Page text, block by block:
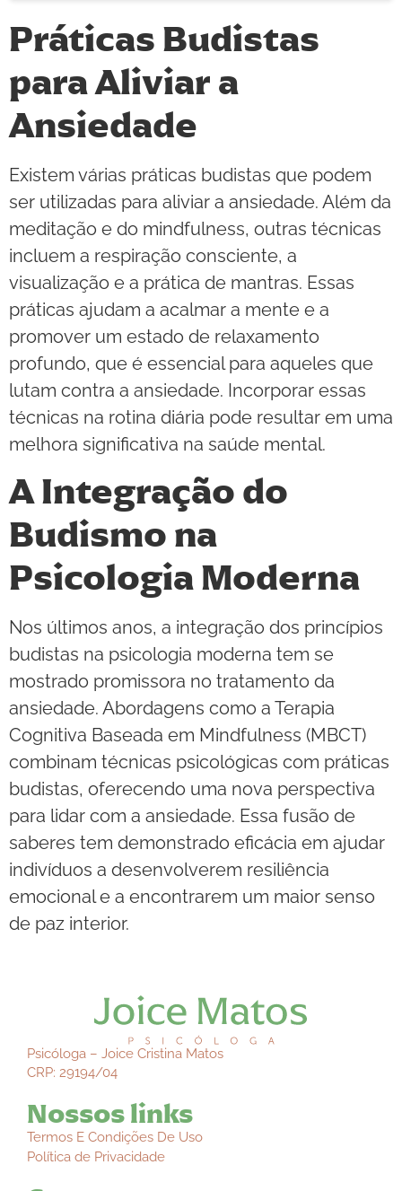
Práticas Budistas
para Aliviar a
Ansiedade
Existem várias práticas budistas que podem
ser utilizadas para aliviar a ansiedade. Além da
meditação e do mindfulness, outras técnicas
incluem a respiração consciente, a
visualização e a prática de mantras. Essas
práticas ajudam a acalmar a mente e a
promover um estado de relaxamento
profundo, que é essencial para aqueles que
lutam contra a ansiedade. Incorporar essas
técnicas na rotina diária pode resultar em uma
melhora significativa na saúde mental.
A Integração do
Budismo na
Psicologia Moderna
Nos últimos anos, a integração dos princípios
budistas na psicologia moderna tem se
mostrado promissora no tratamento da
ansiedade. Abordagens como a Terapia
Cognitiva Baseada em Mindfulness (MBCT)
combinam técnicas psicológicas com práticas
budistas, oferecendo uma nova perspectiva
para lidar com a ansiedade. Essa fusão de
saberes tem demonstrado eficácia em ajudar
indivíduos a desenvolverem resiliência
emocional e a encontrarem um maior senso
de paz interior.
Psicóloga – Joice Cristina Matos
CRP: 29194/04
Nossos links
Termos E Condições De Uso
Política de Privacidade